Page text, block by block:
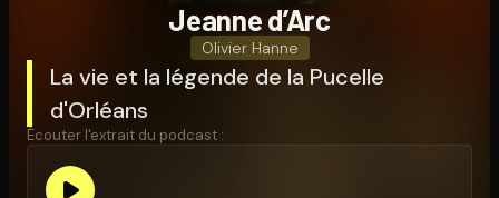
Jeanne d’Arc
Olivier Hanne
La vie et la légende de la Pucelle
d'Orléans
Écouter l'extrait du podcast :